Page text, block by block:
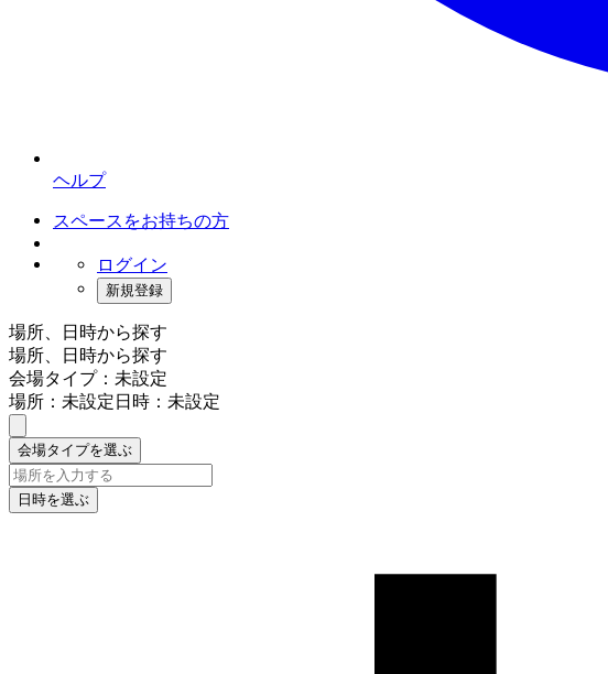
ヘルプ
スペースをお持ちの方
ログイン
新規登録
場所、日時から探す
場所、日時から探す
会場タイプ：未設定
場所：未設定日時：未設定
会場タイプを選ぶ
日時を選ぶ